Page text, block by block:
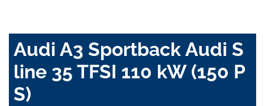
Audi A3 Sportback Audi S
line 35 TFSI 110 kW (150 P
S)